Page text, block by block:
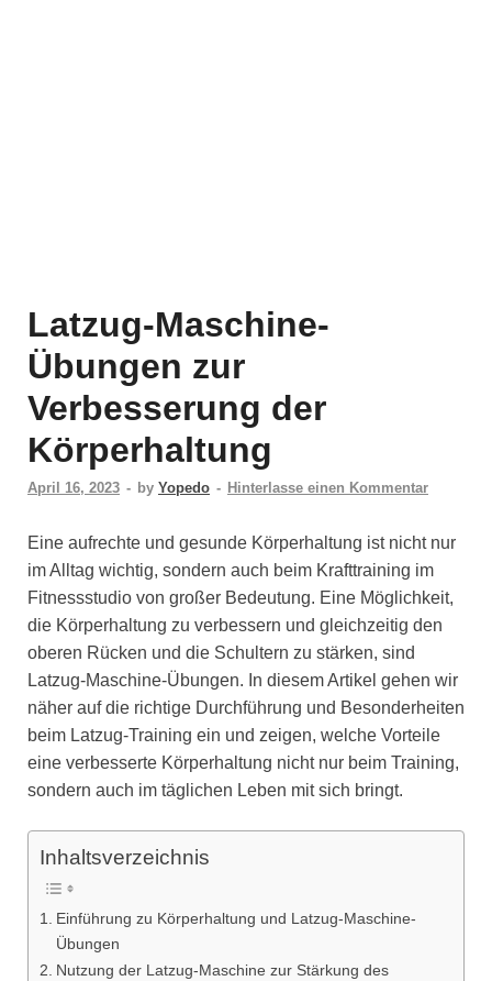
Latzug-Maschine-
Übungen zur
Verbesserung der
Körperhaltung
April 16, 2023 - by Yopedo - Hinterlasse einen Kommentar
Eine aufrechte und gesunde Körperhaltung ist nicht nur
im Alltag wichtig, sondern auch beim Krafttraining im
Fitnessstudio von großer Bedeutung. Eine Möglichkeit,
die Körperhaltung zu verbessern und gleichzeitig den
oberen Rücken und die Schultern zu stärken, sind
Latzug-Maschine-Übungen. In diesem Artikel gehen wir
näher auf die richtige Durchführung und Besonderheiten
beim Latzug-Training ein und zeigen, welche Vorteile
eine verbesserte Körperhaltung nicht nur beim Training,
sondern auch im täglichen Leben mit sich bringt.
Inhaltsverzeichnis
Einführung zu Körperhaltung und Latzug-Maschine-
Übungen
Nutzung der Latzug-Maschine zur Stärkung des